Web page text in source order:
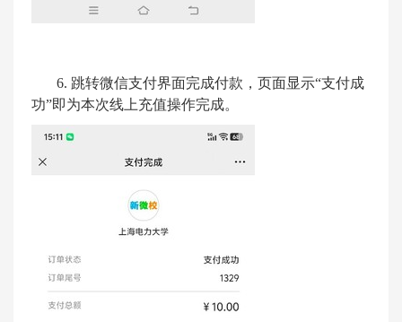
6. 跳转微信支付界面完成付款，页面显示“支付成
功”即为本次线上充值操作完成。